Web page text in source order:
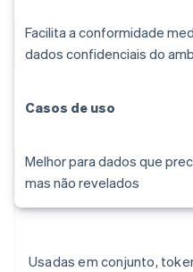
Facilita a conformidade
dados confidenciais do
Casos de uso
Melhor para dados que
mas não revelados
Usadas em conjunto,